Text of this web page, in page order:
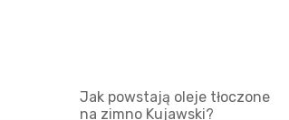
Jak powstają oleje tłoczone
na zimno Kujawski?